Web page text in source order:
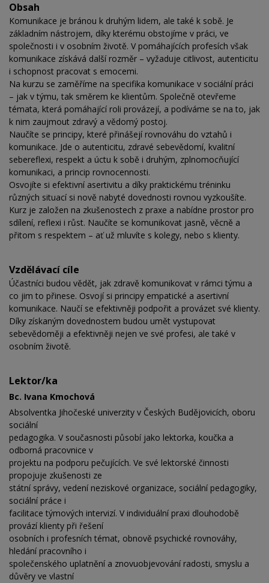
Obsah
Komunikace je bránou k druhým lidem, ale také k sobě. Je
základním nástrojem, díky kterému obstojíme v práci, ve
společnosti i v osobním životě. V pomáhajících profesích však
komunikace získává další rozměr – vyžaduje citlivost, autenticitu
i schopnost pracovat s emocemi.
Na kurzu se zaměříme na specifika komunikace v sociální práci
– jak v týmu, tak směrem ke klientům. Společně otevřeme
témata, která pomáhající roli provázejí, a podíváme se na to, jak
k nim zaujmout zdravý a vědomý postoj.
Naučíte se principy, které přinášejí rovnováhu do vztahů i
komunikace. Jde o autenticitu, zdravé sebevědomí, kvalitní
sebereflexi, respekt a úctu k sobě i druhým, zplnomocňující
komunikaci, a princip rovnocennosti.
Osvojíte si efektivní asertivitu a díky praktickému tréninku
různých situací si nově nabyté dovednosti rovnou vyzkoušíte.
Kurz je založen na zkušenostech z praxe a nabídne prostor pro
sdílení, reflexi i růst. Naučíte se komunikovat jasně, věcně a
přitom s respektem – ať už mluvíte s kolegy, nebo s klienty.
Vzdělávací cíle
Účastníci budou vědět, jak zdravě komunikovat v rámci týmu a
co jim to přinese. Osvojí si principy empatické a asertivní
komunikace. Naučí se efektivněji podpořit a provázet své klienty.
Díky získaným dovednostem budou umět vystupovat
sebevědoměji a efektivněji nejen ve své profesi, ale také v
osobním životě.
Lektor/ka
Bc. Ivana Kmochová
Absolventka Jihočeské univerzity v Českých Budějovicích, oboru
sociální
pedagogika. V současnosti působí jako lektorka, koučka a
odborná pracovnice v
projektu na podporu pečujících. Ve své lektorské činnosti
propojuje zkušenosti ze
státní správy, vedení neziskové organizace, sociální pedagogiky,
sociální práce i
facilitace týmových intervizí. V individuální praxi dlouhodobě
provází klienty při řešení
osobních i profesních témat, obnově psychické rovnováhy,
hledání pracovního i
společenského uplatnění a znovuobjevování radosti, smyslu a
důvěry ve vlastní